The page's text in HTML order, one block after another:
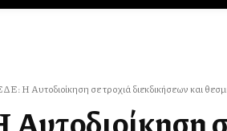
Η Αυτοδιοίκηση σε τροχιά διεκδικήσεων και